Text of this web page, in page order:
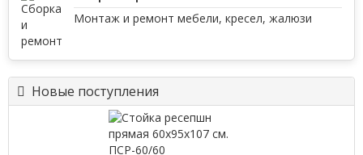
Монтаж и ремонт мебели, кресел, жалюзи
Новые поступления